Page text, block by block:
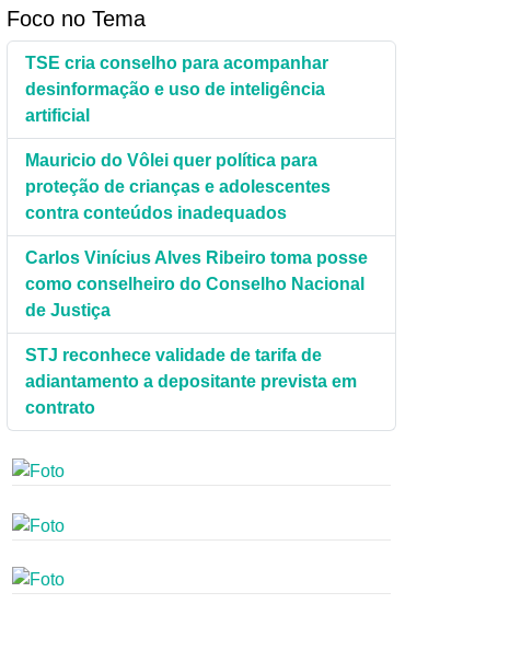
STJ.
Foco no Tema
TSE cria conselho para acompanhar
desinformação e uso de inteligência
artificial
Mauricio do Vôlei quer política para
proteção de crianças e adolescentes
contra conteúdos inadequados
Carlos Vinícius Alves Ribeiro toma posse
como conselheiro do Conselho Nacional
de Justiça
STJ reconhece validade de tarifa de
adiantamento a depositante prevista em
contrato